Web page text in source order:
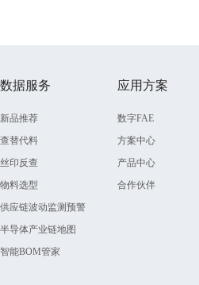
数据服务
新品推荐
查替代料
丝印反查
物料选型
供应链波动监测预警
半导体产业链地图
智能BOM管家
应用方案
数字FAE
方案中心
产品中心
合作伙伴